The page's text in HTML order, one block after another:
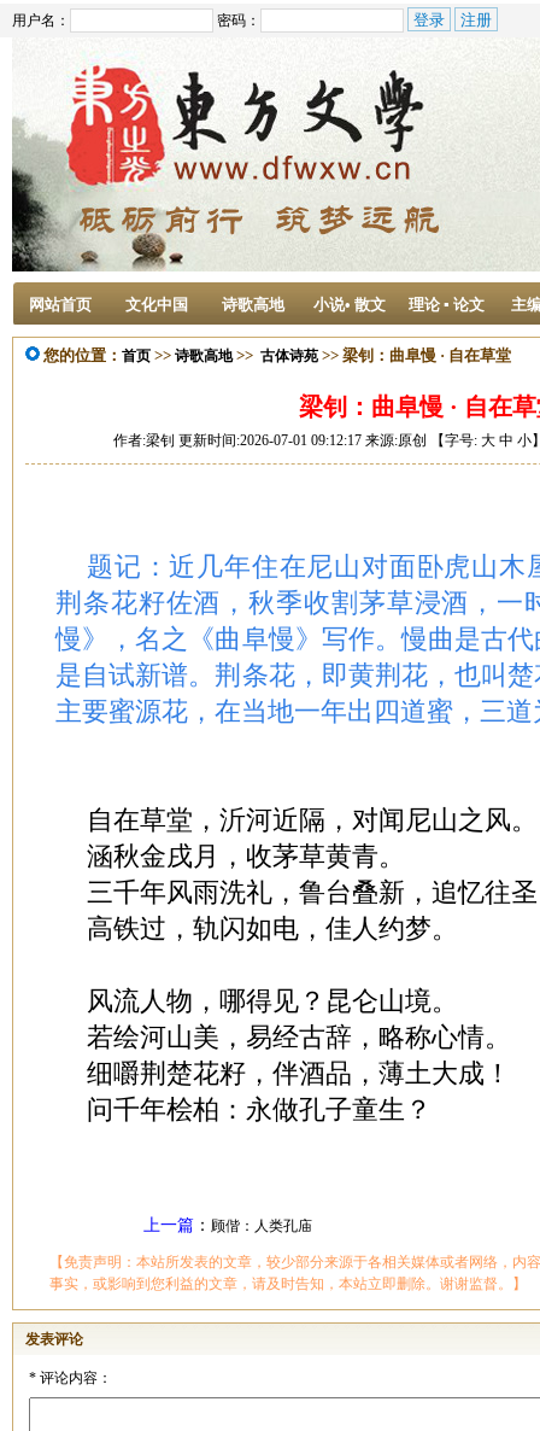
用户名： 密码：
网站首页 文化中国 诗歌高地 小说• 散文 理论 ▪ 论文 主
您的位置： 首页 >> 诗歌高地>> 古体诗苑 >> 梁钊：曲阜慢 · 自在草堂
梁钊：曲阜慢 · 自在
作者:梁钊 更新时间:2026-07-01 09:12:17 来源:原创 【字号: 大 中 小
题记：近几年住在尼山对面卧虎山木
荆条花籽佐酒，秋季收割茅草浸酒，一
慢》，名之《曲阜慢》写作。慢曲是古
是自试新谱。荆条花，即黄荆花，也叫
主要蜜源花，在当地一年出四道蜜，三
自在草堂，沂河近隔，对闻尼山之风。
涵秋金戌月，收茅草黄青。
三千年风雨洗礼，鲁台叠新，追忆往
高铁过，轨闪如电，佳人约梦。
风流人物，哪得见？昆仑山境。
若绘河山美，易经古辞，略称心情。
细嚼荆楚花籽，伴酒品，薄土大成！
问千年桧柏：永做孔子童生？
上一篇： 顾偕：人类孔庙
【免责声明：本站所发表的文章，较少部分来源于各相关媒体或者网络，内
事实，或影响到您利益的文章，请及时告知，本站立即删除。谢谢监督。】
发表评论
*评论内容：